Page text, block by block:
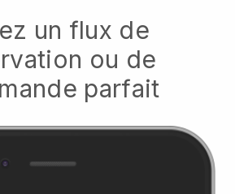
un flux de
ou de
parfait